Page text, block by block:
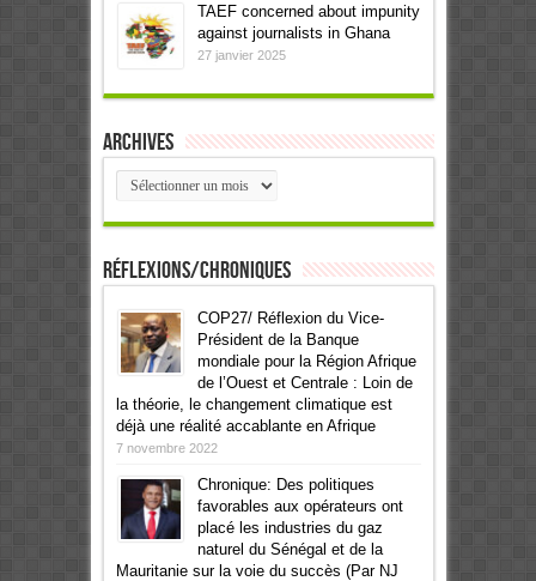
TAEF concerned about impunity
against journalists in Ghana
27 janvier 2025
Archives
Archives
Réflexions/Chroniques
COP27/ Réflexion du Vice-
Président de la Banque
mondiale pour la Région Afrique
de l’Ouest et Centrale : Loin de
la théorie, le changement climatique est
déjà une réalité accablante en Afrique
7 novembre 2022
Chronique: Des politiques
favorables aux opérateurs ont
placé les industries du gaz
naturel du Sénégal et de la
Mauritanie sur la voie du succès (Par NJ